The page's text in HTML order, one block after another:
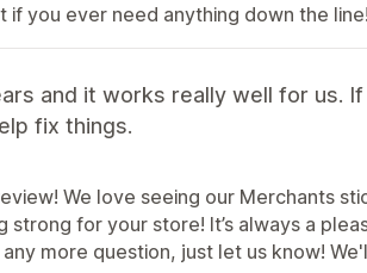
you ever need anything down the line!
and it works really well for us.
fix things.
We love seeing our Merchants
for your store! It’s always a
more question, just let us know!